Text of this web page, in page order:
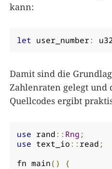
kann:
let user_number:
Damit sind die
Zahlenraten gelegt und
Quellcodes ergibt
use rand:: Rng ;
use text_io:: read ;
fn main()
{